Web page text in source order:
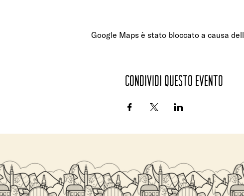
Google Maps è stato bloccato a causa
Condividi questo evento